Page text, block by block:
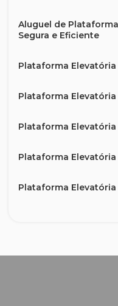
Aluguel de
Segura e Eficiente
Plataforma Elevatória
Plataforma Elevatória
Plataforma
Plataforma Elevatória
Plataforma Elevatória